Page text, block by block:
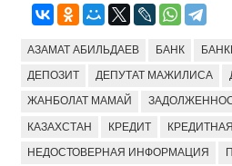
АЗАМАТ АБИЛЬДАЕВ БАНК
ДЕПОЗИТ ДЕПУТАТ МАЖИЛИСА
ЖАНБОЛАТ МАМАЙ
КАЗАХСТАН КРЕДИТ
НЕДОСТОВЕРНАЯ ИНФОРМАЦИЯ